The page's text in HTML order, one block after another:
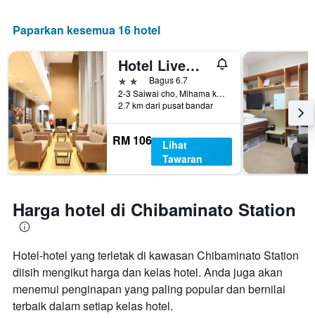
Paparkan kesemua 16 hotel
Hotel Livemax Chiba Mihama
2 bintangBagus 6.7
2-3 Saiwai cho, Mihama ku, Chiba, Jepun
2.7 km dari pusat bandar
RM 106
Lihat
Tawaran
Harga hotel di Chibaminato Station
Hotel-hotel yang terletak di kawasan Chibaminato Station
diisih mengikut harga dan kelas hotel. Anda juga akan
menemui penginapan yang paling popular dan bernilai
terbaik dalam setiap kelas hotel.